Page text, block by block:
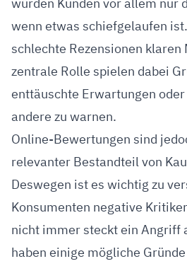
wenn etwas schiefgelaufen
schlechte Rezensionen klaren
zentrale Rolle spielen dabei
enttäuschte Erwartungen
andere zu warnen.
Online-Bewertungen sind
relevanter Bestandteil von
Deswegen ist es wichtig zu
Konsumenten negative
nicht immer steckt ein Angriff
haben einige mögliche